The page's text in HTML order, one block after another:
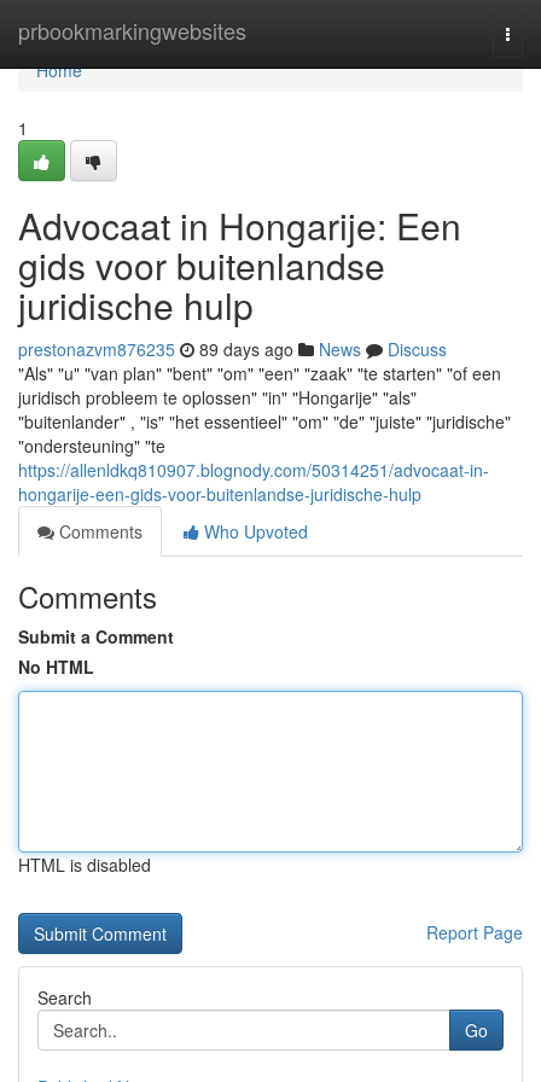
prbookmarkingwebsites
Home
Home
1
Advocaat in Hongarije: Een
gids voor buitenlandse
juridische hulp
prestonazvm876235 89 days ago News
Discuss
"Als" "u" "van plan" "bent" "om" "een" "zaak" "te starten" "of een
juridisch probleem te oplossen" "in" "Hongarije" "als"
"buitenlander" , "is" "het essentieel" "om" "de" "juiste" "juridische"
"ondersteuning" "te
https://allenldkq810907.blognody.com/50314251/advocaat-in-
hongarije-een-gids-voor-buitenlandse-juridische-hulp
Comments
Who Upvoted
Comments
Submit a Comment
No HTML
HTML is disabled
Report Page
Search
Go